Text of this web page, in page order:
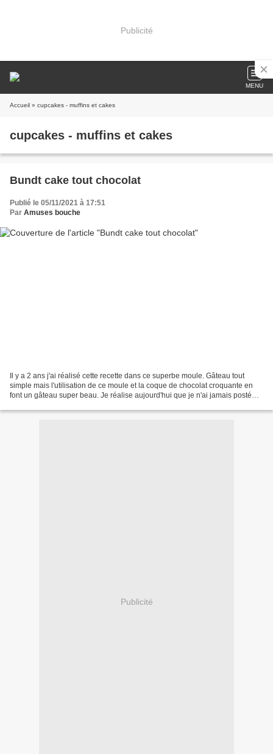
Publicité
MENU
Accueil » cupcakes - muffins et cakes
cupcakes - muffins et cakes
Bundt cake tout chocolat
Publié le 05/11/2021 à 17:51
Par Amuses bouche
Il y a 2 ans j'ai réalisé cette recette dans ce superbe moule. Gâteau tout
simple mais l'utilisation de ce moule et la coque de chocolat croquante en
font un gâteau super beau. Je réalise aujourd'hui que je n'ai jamais posté
Publicité